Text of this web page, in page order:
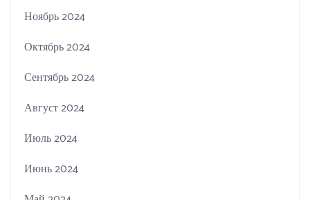
Ноябрь 2024
Октябрь 2024
Сентябрь 2024
Август 2024
Июль 2024
Июнь 2024